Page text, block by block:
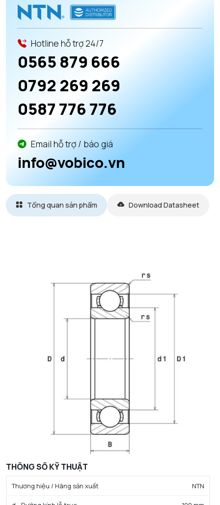
Hotline hỗ trợ 24/7
0565 879 666
0792 269 269
0587 776 776
Email hỗ trợ / báo giá
info@vobico.vn
Tổng quan sản phẩm Download Datasheet
THÔNG SỐ KỸ THUẬT
Thương hiệu / Hãng sản xuất NTN